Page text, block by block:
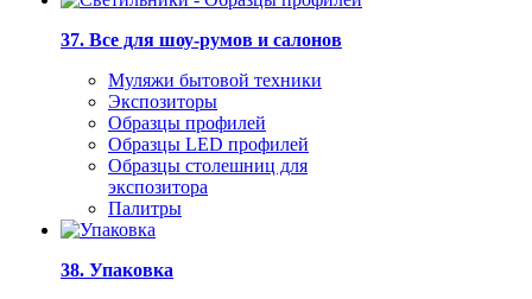
37. Все для шоу-румов и салонов
Муляжи бытовой техники
Экспозиторы
Образцы профилей
Образцы LED профилей
Образцы столешниц для
экспозитора
Палитры
38. Упаковка